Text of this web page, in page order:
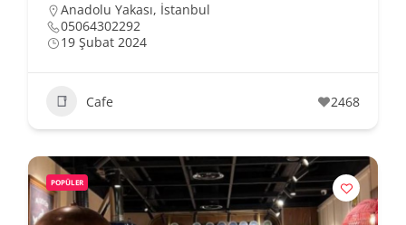
Anadolu Yakası, İstanbul
05064302292
19 Şubat 2024
Cafe 2468
POPÜLER